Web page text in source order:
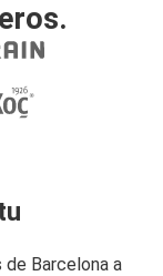
Barcelona a